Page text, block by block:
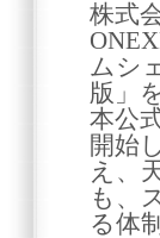
株式
ムシ
版」
本公
開始
え、
も、
る体